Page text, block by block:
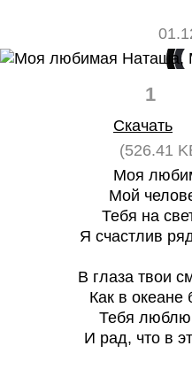
1
Скачать
(526.41
Моя
Мой
Тебя на
Я счастлив
В глаза твои
Как в океане
Тебя люблю
И рад, что в